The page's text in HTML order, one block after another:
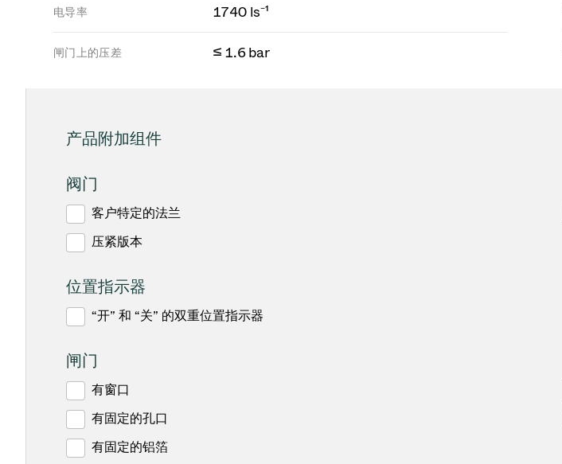
电导率 1740 ls⁻¹
闸门上的压差 ≤ 1.6 bar
产品附加组件
阀门
客户特定的法兰
压紧版本
位置指示器
“开” 和 “关” 的双重位置指示器
闸门
有窗口
有固定的孔口
有固定的铝箔